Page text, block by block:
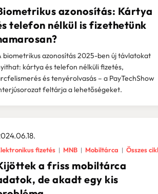
azonosítás: Kártya
telefon nélkül is fizethetünk
biometrikus azonosítás 2025-ben új távlatokat
kártya és telefon nélküli fizetés,
és tenyérolvasás – a PayTechShow
feltárja a lehetőségeket.
a friss mobiltárca
de akadt egy kis
fizetés MNB Mobiltárca Összes